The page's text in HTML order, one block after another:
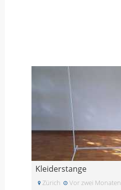
Kleiderstange
Zürich Vor zwei Monaten